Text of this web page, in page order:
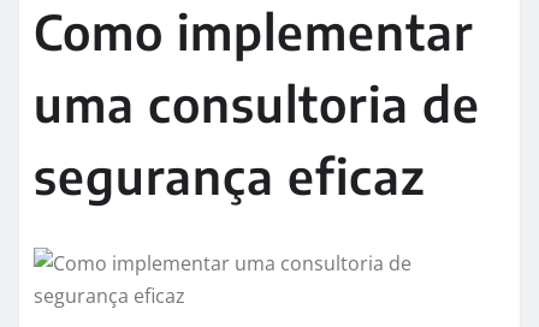
Como implementar
uma consultoria de
segurança eficaz